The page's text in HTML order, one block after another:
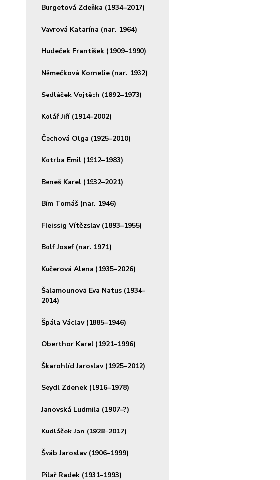
Burgetová Zdeňka (1934–2017)
Vavrová Katarína (nar. 1964)
Hudeček František (1909–1990)
Němečková Kornelie (nar. 1932)
Sedláček Vojtěch (1892–1973)
Kolář Jiří (1914–2002)
Čechová Olga (1925–2010)
Kotrba Emil (1912–1983)
Beneš Karel (1932–2021)
Bím Tomáš (nar. 1946)
Fleissig Vítězslav (1893–1955)
Bolf Josef (nar. 1971)
Kučerová Alena (1935–2026)
Šalamounová Eva Natus (1934–
2014)
Špála Václav (1885–1946)
Oberthor Karel (1921–1996)
Škarohlíd Jaroslav (1925–2012)
Seydl Zdenek (1916–1978)
Janovská Ludmila (1907–?)
Kudláček Jan (1928–2017)
Šváb Jaroslav (1906–1999)
Pilař Radek (1931–1993)